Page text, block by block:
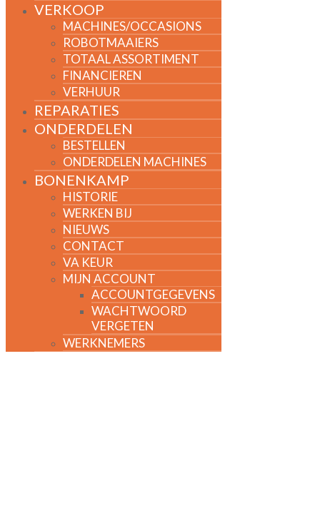
VERKOOP
MACHINES/OCCASIONS
ROBOTMAAIERS
TOTAAL ASSORTIMENT
FINANCIEREN
VERHUUR
REPARATIES
ONDERDELEN
BESTELLEN
ONDERDELEN MACHINES
BONENKAMP
HISTORIE
WERKEN BIJ
NIEUWS
CONTACT
VA KEUR
MIJN ACCOUNT
ACCOUNTGEGEVENS
WACHTWOORD
VERGETEN
WERKNEMERS